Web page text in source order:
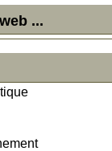
...